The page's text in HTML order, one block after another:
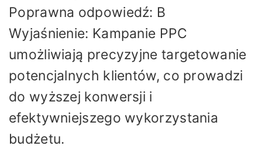
Poprawna odpowiedź: B
Wyjaśnienie: Kampanie PPC
umożliwiają precyzyjne targetowanie
potencjalnych klientów, co prowadzi
do wyższej konwersji i
efektywniejszego wykorzystania
budżetu.